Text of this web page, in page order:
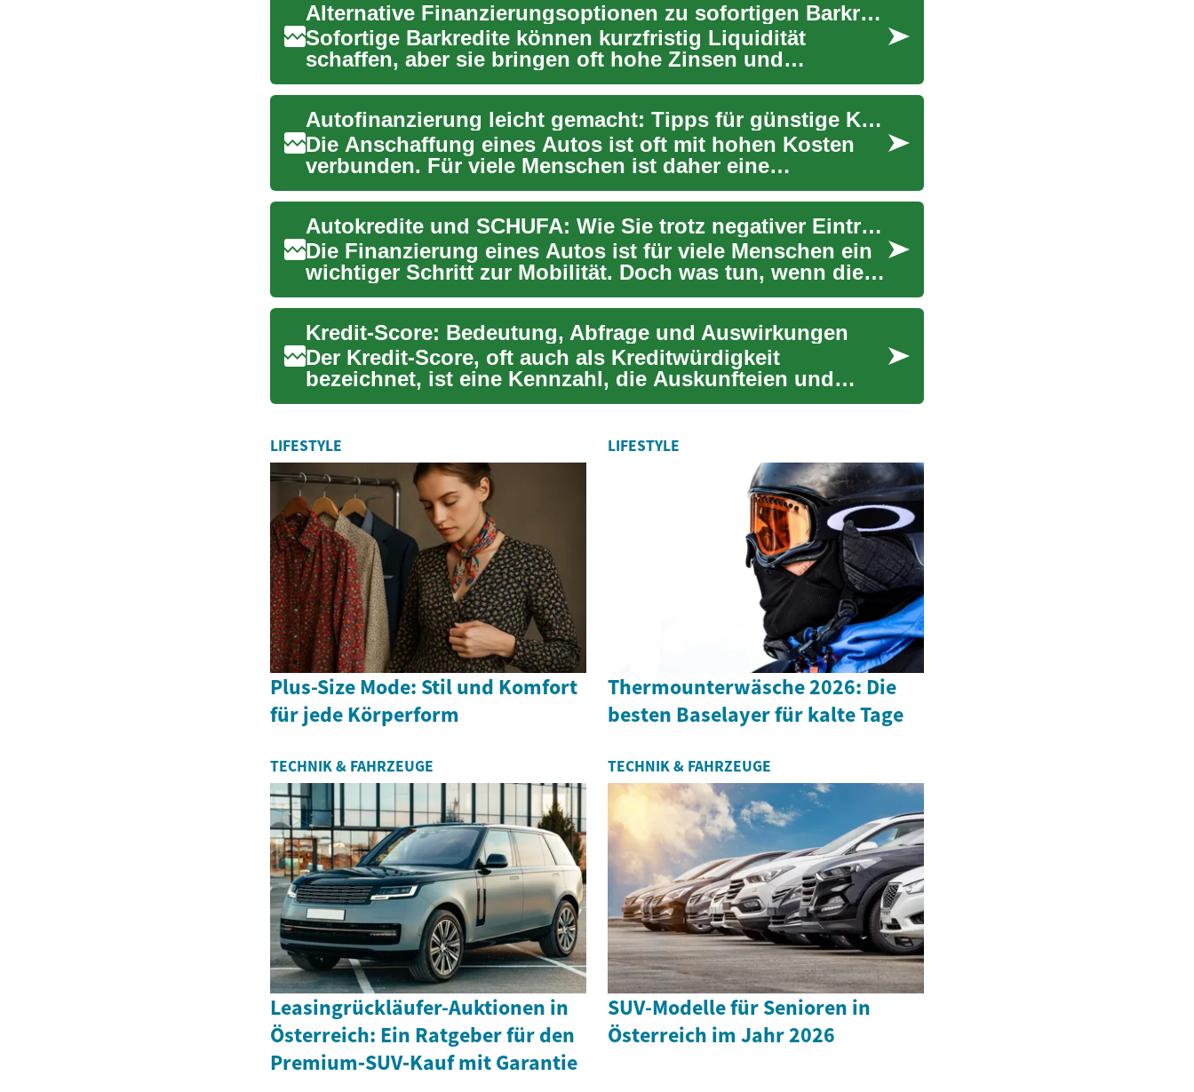
Alternative Finanzierungsoptionen zu sofortigen Barkrediten
Sofortige Barkredite können kurzfristig Liquidität
schaffen, aber sie bringen oft hohe Zinsen und
Gebühren mit sich. ...
Autofinanzierung leicht gemacht: Tipps für günstige Kredite und gute SCHUFA-Scores
Die Anschaffung eines Autos ist oft mit hohen Kosten
verbunden. Für viele Menschen ist daher eine
Autofinanzierung de...
Autokredite und SCHUFA: Wie Sie trotz negativer Einträge ein Auto finanzieren können
Die Finanzierung eines Autos ist für viele Menschen ein
wichtiger Schritt zur Mobilität. Doch was tun, wenn die
SCHUF...
Kredit-Score: Bedeutung, Abfrage und Auswirkungen
Der Kredit-Score, oft auch als Kreditwürdigkeit
bezeichnet, ist eine Kennzahl, die Auskunfteien und
Kreditgeber nutze...
LIFESTYLE
Plus-Size Mode: Stil und Komfort
für jede Körperform
LIFESTYLE
Thermounterwäsche 2026: Die
besten Baselayer für kalte Tage
TECHNIK & FAHRZEUGE
Leasingrückläufer-Auktionen in
Österreich: Ein Ratgeber für den
Premium‑SUV‑Kauf mit Garantie
TECHNIK & FAHRZEUGE
SUV-Modelle für Senioren in
Österreich im Jahr 2026